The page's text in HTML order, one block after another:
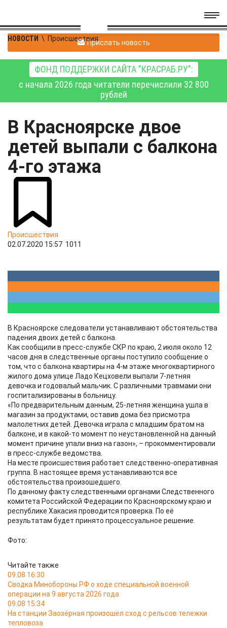
НОВОСТИ \ ПроисшествияПрислать новость
ФОНД ПОДДЕРЖКИ САЙТА "КРАСРАБ.РУ":
с начала 2026 года читатели перечислили 32 800
рублей
В Красноярске двое
детей выпали с балкона
4-го этажа
Происшествия
02.07.2020 15:57 1011
В Красноярске следователи устанавливают обстоятельства
падения двоих детей с балкона.
Как сообщили в пресс-службе СКР по краю, 2 июля около 12
часов дня в следственные органы поступило сообщение о
том, что с балкона квартиры на 4-м этаже многоквартирного
жилого дома улице Ладо Кецховели выпали 7-летняя
девочка и годовалый мальчик. С различными травмами они
госпитализированы в больницу.
«По предварительным данным, 25-летняя женщина ушла в
магазин за продуктами, оставив дома без присмотра
малолетних детей. Девочка играла с младшим братом на
балконе, и в какой-то момент по неустановленной на данный
момент причине упали вниз на газон», – прокомментировали
в пресс-службе ведомства.
На месте происшествия работает следственно-оперативная
группа. В настоящее время устанавливаются все
обстоятельства произошедшего.
По данному факту следственными органами Следственного
комитета Российской Федерации по Красноярскому краю и
республике Хакасия проводится проверка. По её
результатам будет принято процессуальное решение.
Фото:
Читайте также
09.08 16:30
Сводка Минобороны РФ о ходе специальной военной
операции на 9 августа 2026 года
09.08 15:34
На станции Заозёрная произошёл сход с рельсов тележки
тепловоза